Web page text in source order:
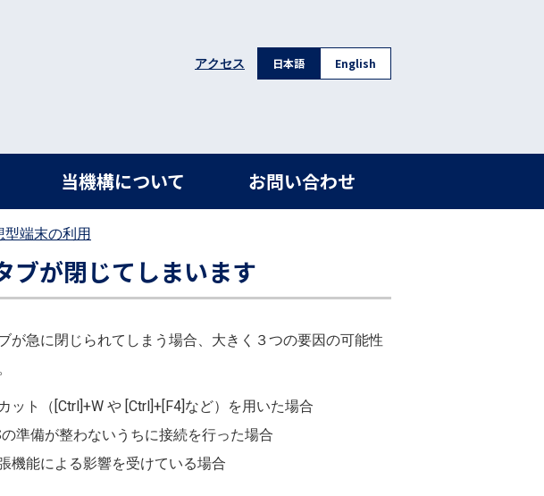
アクセス 日本語 English
当機構について お問い合わせ
型端末の利用
ブが閉じてしまいます
が急に閉じられてしまう場合、大きく３つの要因の可能性
ット（[Ctrl]+W や [Ctrl]+[F4]など）を用いた場合
準備が整わないうちに接続を行った場合
機能による影響を受けている場合